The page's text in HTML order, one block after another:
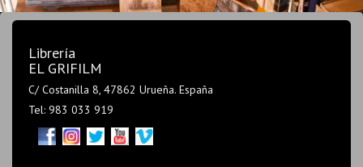
Librería
EL GRIFILM
C/ Costanilla 8, 47862 Urueña. España
Tel: 983 033 919